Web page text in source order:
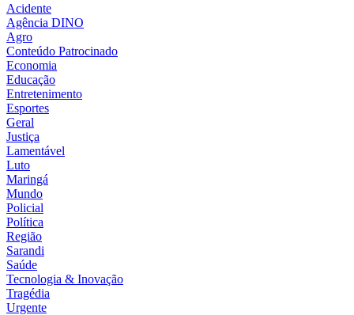
Acidente
Agência DINO
Agro
Conteúdo Patrocinado
Economia
Educação
Entretenimento
Esportes
Geral
Justiça
Lamentável
Luto
Maringá
Mundo
Policial
Política
Região
Sarandi
Saúde
Tecnologia & Inovação
Tragédia
Urgente